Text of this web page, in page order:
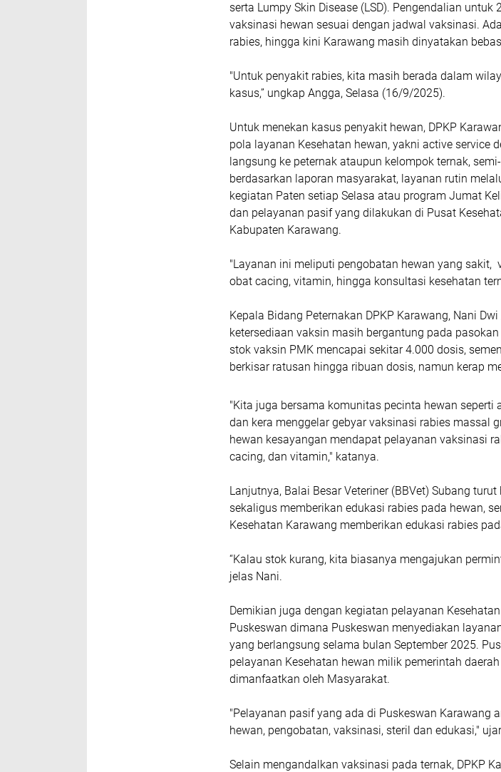
serta Lumpy Skin Disease (LSD). Pengendalian untuk
vaksinasi hewan sesuai dengan jadwal vaksinasi.
rabies, hingga kini Karawang masih dinyatakan
"Untuk penyakit rabies, kita masih berada dalam
kasus,” ungkap Angga, Selasa (16/9/2025).
Untuk menekan kasus penyakit hewan, DPKP
pola layanan Kesehatan hewan, yakni active service
langsung ke peternak ataupun kelompok ternak,
berdasarkan laporan masyarakat, layanan rutin
kegiatan Paten setiap Selasa atau program Jumat
dan pelayanan pasif yang dilakukan di Pusat
Kabupaten Karawang.
"Layanan ini meliputi pengobatan hewan yang sakit,
obat cacing, vitamin, hingga konsultasi kesehatan
Kepala Bidang Peternakan DPKP Karawang, Nani
ketersediaan vaksin masih bergantung pada
stok vaksin PMK mencapai sekitar 4.000 dosis,
berkisar ratusan hingga ribuan dosis, namun kerap
"Kita juga bersama komunitas pecinta hewan seperti
dan kera menggelar gebyar vaksinasi rabies massal
hewan kesayangan mendapat pelayanan vaksinasi
cacing, dan vitamin," katanya.
Lanjutnya, Balai Besar Veteriner (BBVet) Subang
sekaligus memberikan edukasi rabies pada hewan,
Kesehatan Karawang memberikan edukasi rabies
“Kalau stok kurang, kita biasanya mengajukan
jelas Nani.
Demikian juga dengan kegiatan pelayanan
Puskeswan dimana Puskeswan menyediakan
yang berlangsung selama bulan September 2025.
pelayanan Kesehatan hewan milik pemerintah
dimanfaatkan oleh Masyarakat.
"Pelayanan pasif yang ada di Puskeswan Karawang
hewan, pengobatan, vaksinasi, steril dan edukasi,"
Selain mengandalkan vaksinasi pada ternak, DPKP